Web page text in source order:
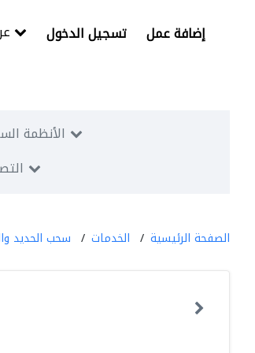
تسجيل الدخول إضافة عمل
الأنظمة
الصفحة الرئيسية الخدمات سحب الحديد